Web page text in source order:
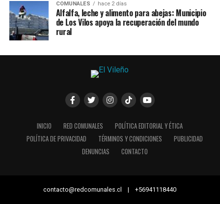
COMUNALES hace 2 días
Alfalfa, leche y alimento para abejas: Municipio
de Los Vilos apoya la recuperación del mundo
rural
INICIO RED COMUNALES
POLÍTICA EDITORIAL Y ÉTICA
POLÍTICA DE PRIVACIDAD
TÉRMINOS Y CONDICIONES
PUBLICIDAD
DENUNCIAS
CONTACTO
contacto@redcomunales.cl | +56941118440